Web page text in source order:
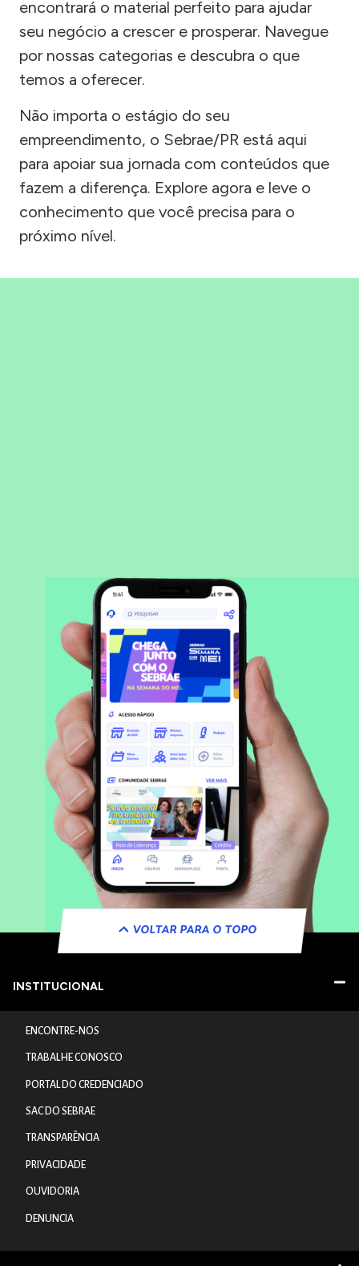
encontrará o material perfeito para ajudar
seu negócio a crescer e prosperar. Navegue
por nossas categorias e descubra o que
temos a oferecer.
Não importa o estágio do seu
empreendimento, o Sebrae/PR está aqui
para apoiar sua jornada com conteúdos que
fazem a diferença. Explore agora e leve o
conhecimento que você precisa para o
próximo nível.
VOLTAR PARA O TOPO
INSTITUCIONAL
ENCONTRE-NOS
TRABALHE CONOSCO
PORTAL DO CREDENCIADO
SAC DO SEBRAE
TRANSPARÊNCIA
PRIVACIDADE
OUVIDORIA
DENUNCIA